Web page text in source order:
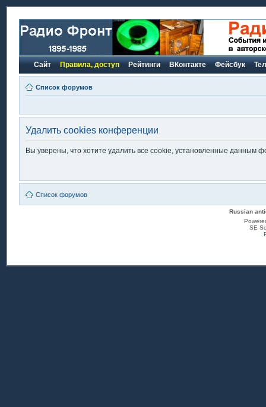
Сайт Правила, доступ Рейтинги ВКонтакте Фейсбук
Список форумов
Удалить cookies конференции
Вы уверены, что хотите удалить все cookie, установленные данным
Список форумов
Russian
SE